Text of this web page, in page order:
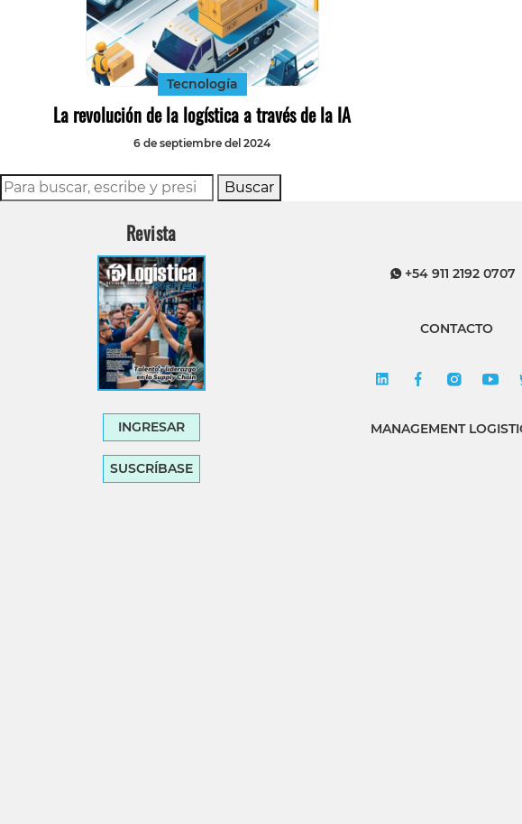
Tecnología
La revolución de la logística a través de la IA
6 de septiembre del 2024
Buscar
Revista
INGRESAR
SUSCRÍBASE
+54 911 2192 0707
CONTACTO
MANAGEMENT